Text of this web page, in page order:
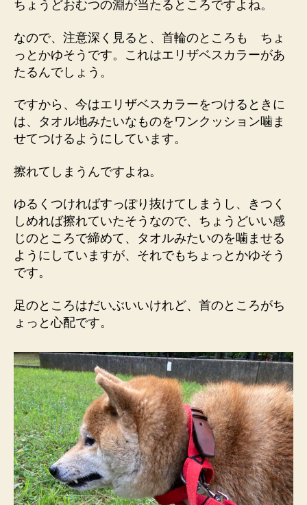
ちょうどおむつの淵が当たるところですよね。
なので、注意深く見ると、首輪のところも ちょ
っとかゆそうです。これはエリザベスカラーがあ
たるんでしょう。
ですから、今はエリザベスカラーをつけるときに
は、タオル地みたいなものをワンクッション噛ま
せてつけるようにしています。
擦れてしまうんですよね。
ゆるくつければすっぽり抜けてしまうし、きつく
しめれば擦れていたそうなので、ちょうどいい感
じのところで締めて、タオルみたいのを噛ませる
ようにしていますが、それでもちょっとかゆそう
です。
足のところはだいぶいいけれど、首のところがち
ょっと心配です。